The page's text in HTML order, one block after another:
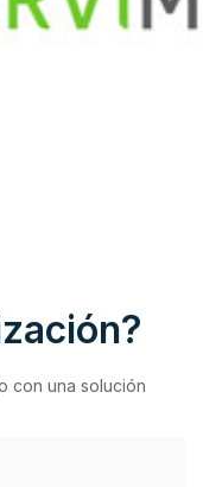
con una solución